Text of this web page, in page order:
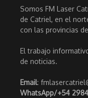
Somos FM Laser
de Catriel, en el
con las provincias
El trabajo
de noticias.
Email:
WhatsApp/+54